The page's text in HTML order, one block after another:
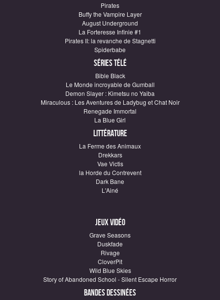
Pirates
Buffy the Vampire Layer
August Underground
La Forteresse Infinie #1
Pirates II: la revanche de Stagnetti
Spiderbabe
Séries télé
Bible Black
Le Monde incroyable de Gumball
Demon Slayer : Kimetsu no Yaiba
Miraculous : Les Aventures de Ladybug et Chat Noir
Renegade Immortal
La Blue Girl
Littérature
La Ferme des Animaux
Drekkars
Vae Victis
la Horde du Contrevent
Dark Bane
L'Ainé
Jeux vidéo
Grave Seasons
Duskfade
Rivage
CloverPit
Wild Blue Skies
Story of Abandoned School - Silent Escape Horror
Bandes dessinées